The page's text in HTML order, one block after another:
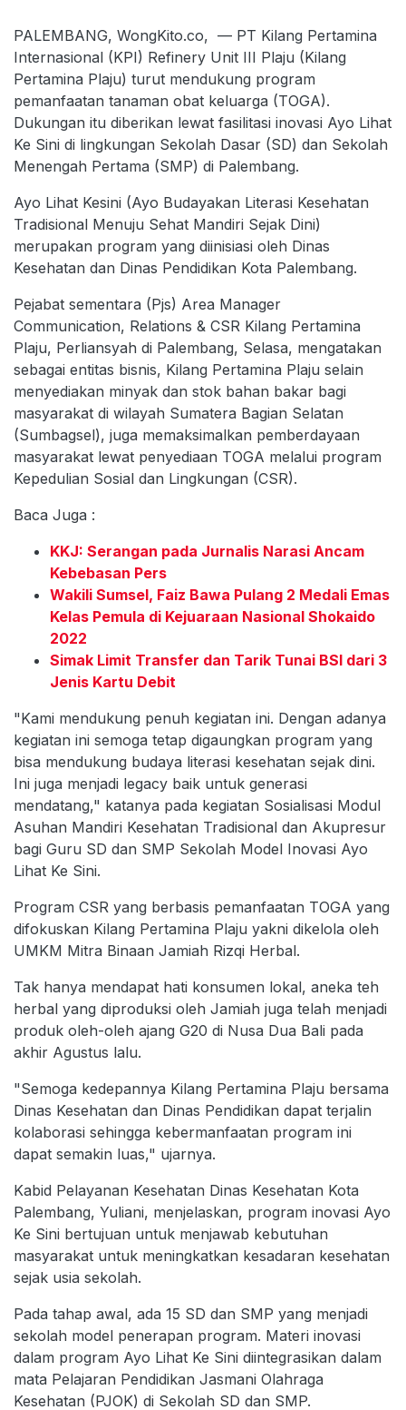
PALEMBANG, WongKito.co, — PT Kilang Pertamina
Internasional (KPI) Refinery Unit III Plaju (Kilang
Pertamina Plaju) turut mendukung program
pemanfaatan tanaman obat keluarga (TOGA).
Dukungan itu diberikan lewat fasilitasi inovasi Ayo Lihat
Ke Sini di lingkungan Sekolah Dasar (SD) dan Sekolah
Menengah Pertama (SMP) di Palembang.
Ayo Lihat Kesini (Ayo Budayakan Literasi Kesehatan
Tradisional Menuju Sehat Mandiri Sejak Dini)
merupakan program yang diinisiasi oleh Dinas
Kesehatan dan Dinas Pendidikan Kota Palembang.
Pejabat sementara (Pjs) Area Manager
Communication, Relations & CSR Kilang Pertamina
Plaju, Perliansyah di Palembang, Selasa, mengatakan
sebagai entitas bisnis, Kilang Pertamina Plaju selain
menyediakan minyak dan stok bahan bakar bagi
masyarakat di wilayah Sumatera Bagian Selatan
(Sumbagsel), juga memaksimalkan pemberdayaan
masyarakat lewat penyediaan TOGA melalui program
Kepedulian Sosial dan Lingkungan (CSR).
Baca Juga :
KKJ: Serangan pada Jurnalis Narasi Ancam
Kebebasan Pers
Wakili Sumsel, Faiz Bawa Pulang 2 Medali Emas
Kelas Pemula di Kejuaraan Nasional Shokaido
2022
Simak Limit Transfer dan Tarik Tunai BSI dari 3
Jenis Kartu Debit
"Kami mendukung penuh kegiatan ini. Dengan adanya
kegiatan ini semoga tetap digaungkan program yang
bisa mendukung budaya literasi kesehatan sejak dini.
Ini juga menjadi legacy baik untuk generasi
mendatang," katanya pada kegiatan Sosialisasi Modul
Asuhan Mandiri Kesehatan Tradisional dan Akupresur
bagi Guru SD dan SMP Sekolah Model Inovasi Ayo
Lihat Ke Sini.
Program CSR yang berbasis pemanfaatan TOGA yang
difokuskan Kilang Pertamina Plaju yakni dikelola oleh
UMKM Mitra Binaan Jamiah Rizqi Herbal.
Tak hanya mendapat hati konsumen lokal, aneka teh
herbal yang diproduksi oleh Jamiah juga telah menjadi
produk oleh-oleh ajang G20 di Nusa Dua Bali pada
akhir Agustus lalu.
"Semoga kedepannya Kilang Pertamina Plaju bersama
Dinas Kesehatan dan Dinas Pendidikan dapat terjalin
kolaborasi sehingga kebermanfaatan program ini
dapat semakin luas," ujarnya.
Kabid Pelayanan Kesehatan Dinas Kesehatan Kota
Palembang, Yuliani, menjelaskan, program inovasi Ayo
Ke Sini bertujuan untuk menjawab kebutuhan
masyarakat untuk meningkatkan kesadaran kesehatan
sejak usia sekolah.
Pada tahap awal, ada 15 SD dan SMP yang menjadi
sekolah model penerapan program. Materi inovasi
dalam program Ayo Lihat Ke Sini diintegrasikan dalam
mata Pelajaran Pendidikan Jasmani Olahraga
Kesehatan (PJOK) di Sekolah SD dan SMP.